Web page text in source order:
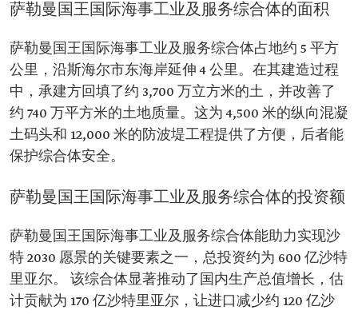
萨勒曼国王国际海事工业及服务综合体的面积
萨勒曼国王国际海事工业及服务综合体占地约 5 平方
公里，沿斯海尔市东海岸延伸 4 公里。在其建造过程
中，承建方回填了约 3,700 万立方米的土，并改善了
约 740 万平方米的土地质量。这为 4,500 米的纵向混凝
土码头和 12,000 米的防波堤工程提供了方便，后者能
保护综合体安全。
萨勒曼国王国际海事工业及服务综合体的投资额
萨勒曼国王国际海事工业及服务综合体能助力实现沙
特 2030 愿景的关键要素之一，总投资约为 600 亿沙特
里亚尔。 该综合体显著推动了国内生产总值增长，估
计贡献为 170 亿沙特里亚尔，让进口减少约 120 亿沙